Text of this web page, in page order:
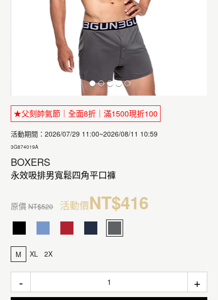
★父刻帥氣節｜全面8折｜滿1500現折100
活動期間：2026/07/29 11:00~2026/08/11 10:59
3G874019A
BOXERS
永效吸排男寬鬆四角平口褲
原價NT$520 活動價NT$416
M XL 2X
- +